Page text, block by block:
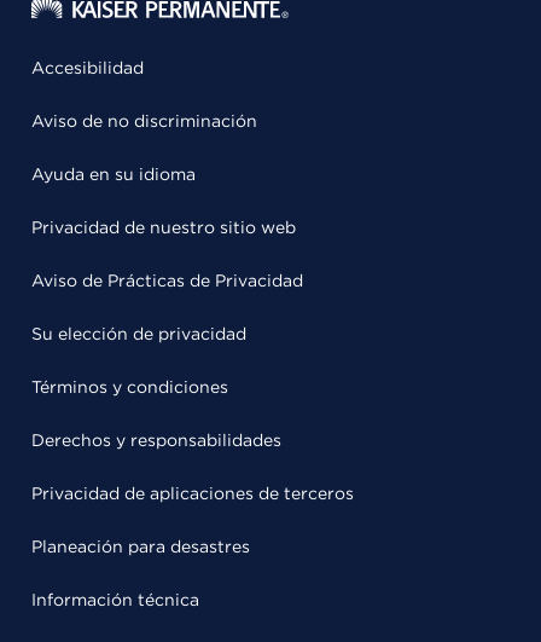
Accesibilidad
Aviso de no discriminación
Ayuda en su idioma
Privacidad de nuestro sitio web
Aviso de Prácticas de Privacidad
Su elección de privacidad
Términos y condiciones
Derechos y responsabilidades
Privacidad de aplicaciones de terceros
Planeación para desastres
Información técnica